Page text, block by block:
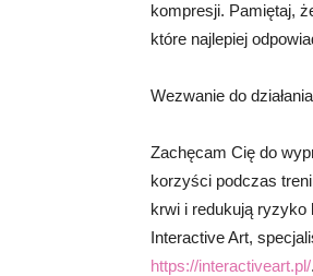
kompresji. Pamiętaj,
które najlepiej
Wezwanie do
Zachęcam Cię do
korzyści podczas
krwi i redukują
Interactive Art,
https://interactiveart.pl/.